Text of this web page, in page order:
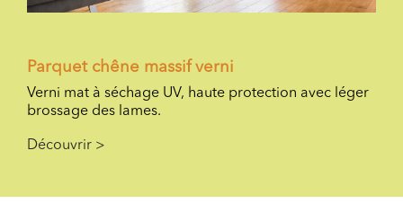
Parquet chêne massif verni
Verni mat à séchage UV, haute protection avec léger
brossage des lames.
Découvrir >